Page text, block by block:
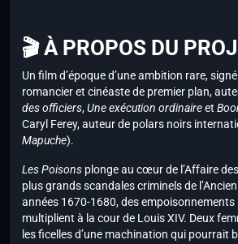
🎬 À PROPOS DU
Un film d’époque d’une ambition rare, signé
romancier et cinéaste de premier plan,
des officiers,Une exécution ordinaireet
Caryl Ferey, auteur de polars noirs
Mapuche).
Les Poisons plonge au cœur de l’Affaire
plus grands scandales criminels de
années 1670-1680, des empoisonnements
multiplient à la cour de Louis XIV. Deux
les ficelles d’une machination qui pourrait